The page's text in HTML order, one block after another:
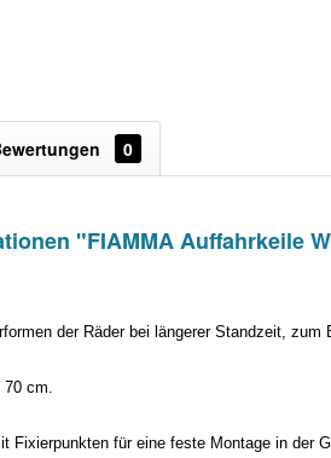
0
"FIAMMA Auffahrkeile
der Räder bei längerer Standzeit, zum
70 cm.
Fixierpunkten für eine feste Montage in der